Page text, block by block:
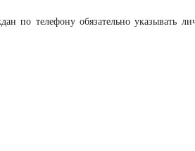
по телефону обязательно указывать